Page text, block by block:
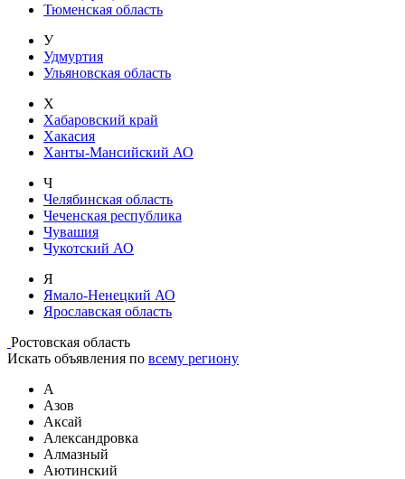
Тюменская область
У
Удмуртия
Ульяновская область
Х
Хабаровский край
Хакасия
Ханты-Мансийский АО
Ч
Челябинская область
Чеченская республика
Чувашия
Чукотский АО
Я
Ямало-Ненецкий АО
Ярославская область
Ростовская область
Искать объявления по всему региону
А
Азов
Аксай
Александровка
Алмазный
Аютинский